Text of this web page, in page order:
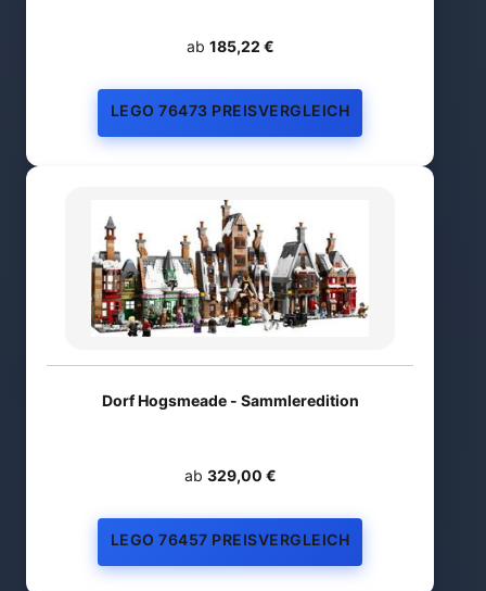
ab 185,22 €
LEGO 76473 PREISVERGLEICH
Dorf Hogsmeade - Sammleredition
ab 329,00 €
LEGO 76457 PREISVERGLEICH